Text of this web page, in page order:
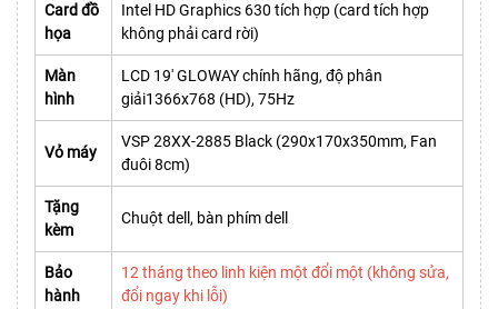
Card đồ
họa
Intel HD Graphics 630 tích hợp (card tích hợp
không phải card rời)
Màn
hình
LCD 19' GLOWAY chính hãng, độ phân
giải1366x768 (HD), 75Hz
Vỏ máy
VSP 28XX-2885 Black (290x170x350mm, Fan
đuôi 8cm)
Tặng
kèm
Chuột dell, bàn phím dell
Bảo
hành
12 tháng theo linh kiện một đổi một (không sửa,
đổi ngay khi lỗi)